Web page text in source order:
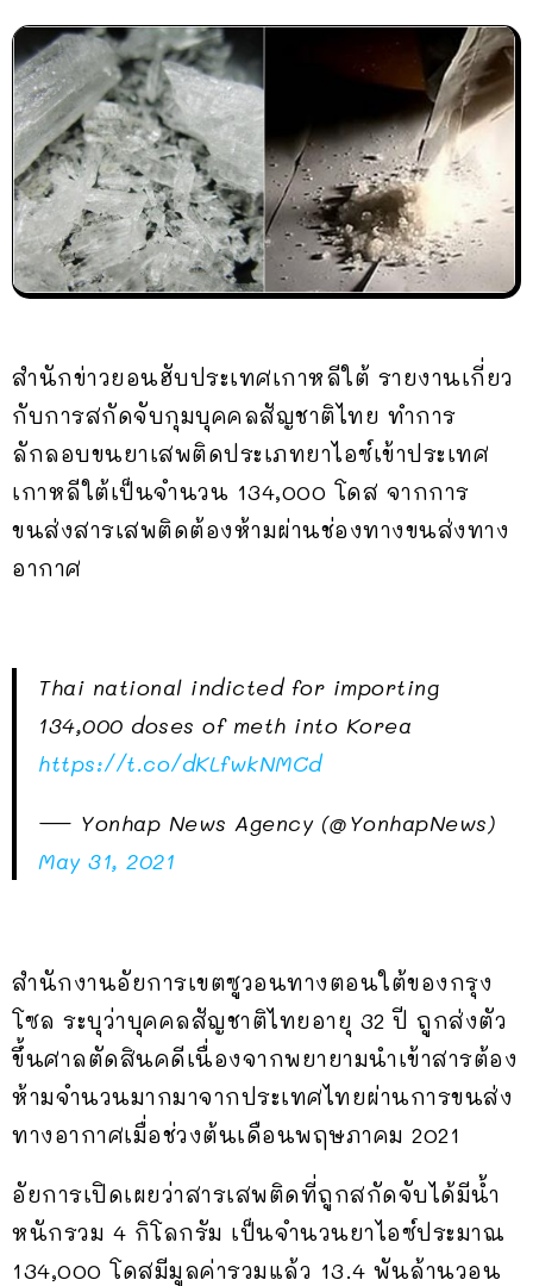
สำนักข่าวยอนฮับประเทศเกาหลีใต้ รายงานเกี่ยว
กับการสกัดจับกุมบุคคลสัญชาติไทย ทำการ
ลักลอบขนยาเสพติดประเภทยาไอซ์เข้าประเทศ
เกาหลีใต้เป็นจำนวน 134,000 โดส จากการ
ขนส่งสารเสพติดต้องห้ามผ่านช่องทางขนส่งทาง
อากาศ
Thai national indicted for importing
134,000 doses of meth into Korea
https://t.co/dKLfwkNMCd
— Yonhap News Agency (@YonhapNews)
May 31, 2021
สำนักงานอัยการเขตซูวอนทางตอนใต้ของกรุง
โซล ระบุว่าบุคคลสัญชาติไทยอายุ 32 ปี ถูกส่งตัว
ขึ้นศาลตัดสินคดีเนื่องจากพยายามนำเข้าสารต้อง
ห้ามจำนวนมากมาจากประเทศไทยผ่านการขนส่ง
ทางอากาศเมื่อช่วงต้นเดือนพฤษภาคม 2021
อัยการเปิดเผยว่าสารเสพติดที่ถูกสกัดจับได้มีน้ำ
หนักรวม 4 กิโลกรัม เป็นจำนวนยาไอซ์ประมาณ
134,000 โดสมีมูลค่ารวมแล้ว 13.4 พันล้านวอน